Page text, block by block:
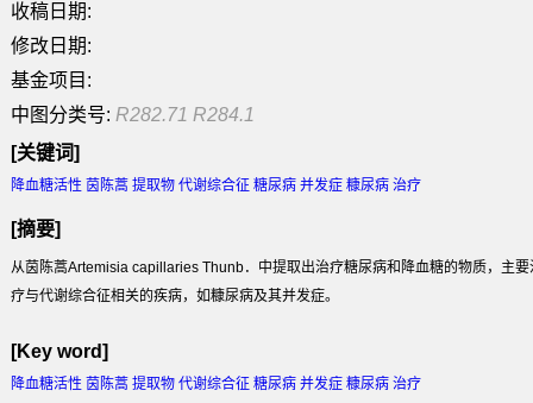
收稿日期:
修改日期:
基金项目:
中图分类号: R282.71 R284.1
[关键词]
降血糖活性 茵陈蒿 提取物 代谢综合征 糖尿病 并发症 糠尿病 治疗
[摘要]
从茵陈蒿Artemisia capillaries Thunb．中提取出治疗糖尿病和降血糖的物质，主要
疗与代谢综合征相关的疾病，如糠尿病及其并发症。
[Key word]
降血糖活性 茵陈蒿 提取物 代谢综合征 糖尿病 并发症 糠尿病 治疗